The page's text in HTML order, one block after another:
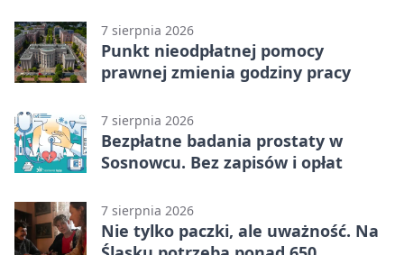
7 sierpnia 2026
Punkt nieodpłatnej pomocy
prawnej zmienia godziny pracy
7 sierpnia 2026
Bezpłatne badania prostaty w
Sosnowcu. Bez zapisów i opłat
7 sierpnia 2026
Nie tylko paczki, ale uważność. Na